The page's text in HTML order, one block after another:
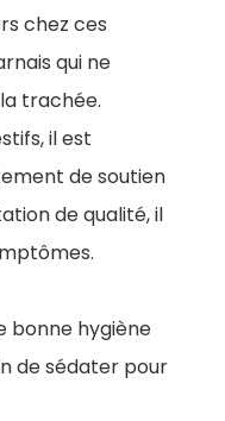
chez ces
qui ne
trachée.
il est
de soutien
de qualité, il
bonne hygiène
de sédater pour